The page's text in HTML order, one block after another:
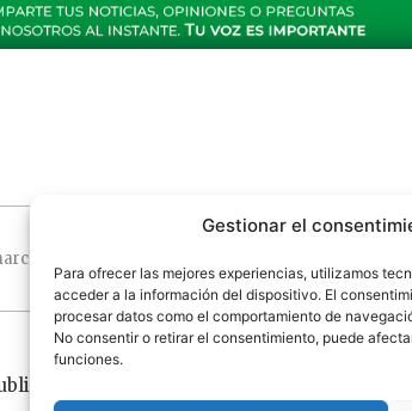
Gestionar el
Para ofrecer las mejores experiencias, utilizamos
acceder a la información del dispositivo. El
procesar datos como el comportamiento de
No consentir o retirar el consentimiento, puede
funciones.